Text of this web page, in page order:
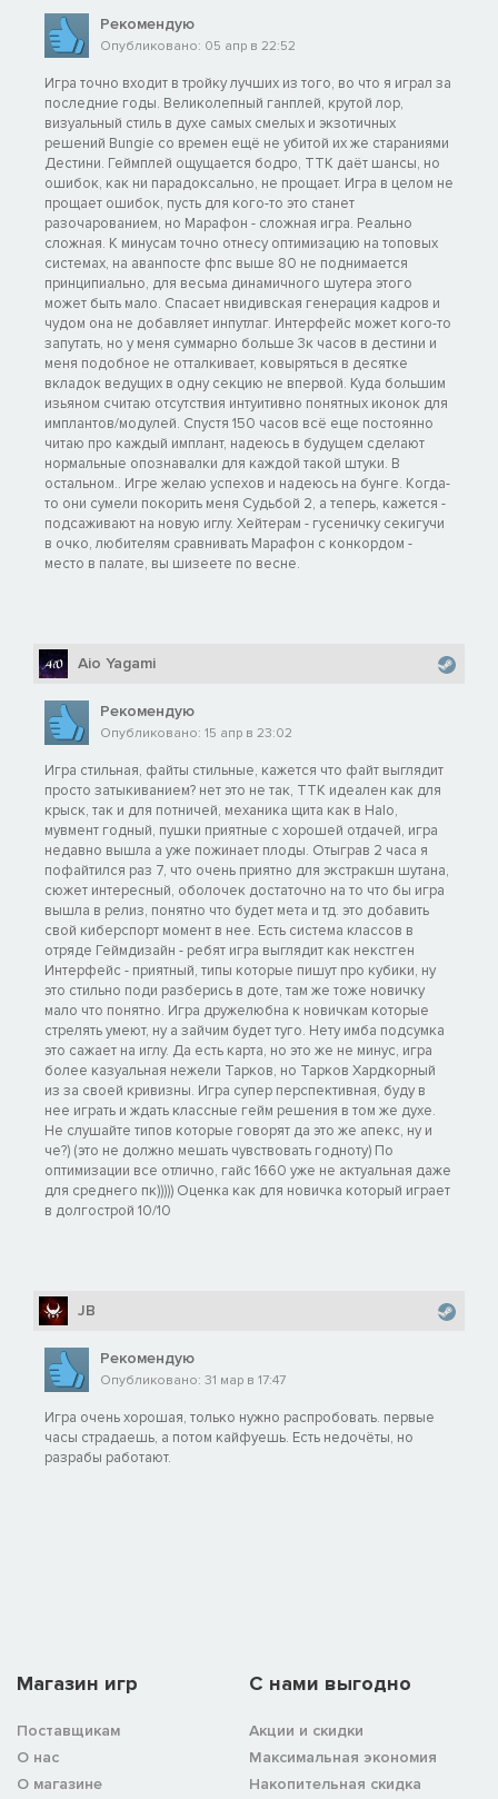
Рекомендую
Опубликовано: 05 апр в 22:52
Игра точно входит в тройку лучших из того, во что я играл за
последние годы. Великолепный ганплей, крутой лор,
визуальный стиль в духе самых смелых и экзотичных
решений Bungie со времен ещё не убитой их же стараниями
Дестини. Геймплей ощущается бодро, ТТК даёт шансы, но
ошибок, как ни парадоксально, не прощает. Игра в целом не
прощает ошибок, пусть для кого-то это станет
разочарованием, но Марафон - сложная игра. Реально
сложная. К минусам точно отнесу оптимизацию на топовых
системах, на аванпосте фпс выше 80 не поднимается
принципиально, для весьма динамичного шутера этого
может быть мало. Спасает нвидивская генерация кадров и
чудом она не добавляет инпутлаг. Интерфейс может кого-то
запутать, но у меня суммарно больше 3к часов в дестини и
меня подобное не отталкивает, ковыряться в десятке
вкладок ведущих в одну секцию не впервой. Куда большим
изьяном считаю отсутствия интуитивно понятных иконок для
имплантов/модулей. Спустя 150 часов всё еще постоянно
читаю про каждый имплант, надеюсь в будущем сделают
нормальные опознавалки для каждой такой штуки. В
остальном.. Игре желаю успехов и надеюсь на бунге. Когда-
то они сумели покорить меня Судьбой 2, а теперь, кажется -
подсаживают на новую иглу. Хейтерам - гусеничку секигучи
в очко, любителям сравнивать Марафон с конкордом -
место в палате, вы шизеете по весне.
Aio Yagami
Рекомендую
Опубликовано: 15 апр в 23:02
Игра стильная, файты стильные, кажется что файт выглядит
просто затыкиванием? нет это не так, ТТК идеален как для
крыск, так и для потничей, механика щита как в Halo,
мувмент годный, пушки приятные с хорошей отдачей, игра
недавно вышла а уже пожинает плоды. Отыграв 2 часа я
пофайтился раз 7, что очень приятно для экстракшн шутана,
сюжет интересный, оболочек достаточно на то что бы игра
вышла в релиз, понятно что будет мета и тд. это добавить
свой киберспорт момент в нее. Есть система классов в
отряде Геймдизайн - ребят игра выглядит как некстген
Интерфейс - приятный, типы которые пишут про кубики, ну
это стильно поди разберись в доте, там же тоже новичку
мало что понятно. Игра дружелюбна к новичкам которые
стрелять умеют, ну а зайчим будет туго. Нету имба подсумка
это сажает на иглу. Да есть карта, но это же не минус, игра
более казуальная нежели Тарков, но Тарков Хардкорный
из за своей кривизны. Игра супер перспективная, буду в
нее играть и ждать классные гейм решения в том же духе.
Не слушайте типов которые говорят да это же апекс, ну и
че?) (это не должно мешать чувствовать годноту) По
оптимизации все отлично, гайс 1660 уже не актуальная даже
для среднего пк))))) Оценка как для новичка который играет
в долгострой 10/10
JB
Рекомендую
Опубликовано: 31 мар в 17:47
Игра очень хорошая, только нужно распробовать. первые
часы страдаешь, а потом кайфуешь. Есть недочёты, но
разрабы работают.
Магазин игр
Поставщикам
О нас
О магазине
C нами выгодно
Акции и скидки
Максимальная экономия
Накопительная скидка